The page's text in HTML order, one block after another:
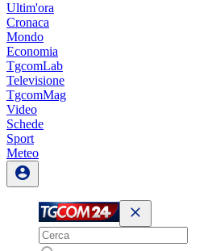
Ultim'ora
Cronaca
Mondo
Economia
TgcomLab
Televisione
TgcomMag
Video
Schede
Sport
Meteo